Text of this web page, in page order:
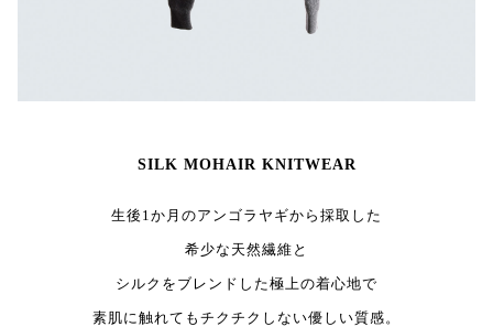
SILK MOHAIR KNITWEAR
生後1か月のアンゴラヤギから採取した
希少な天然繊維と
シルクをブレンドした極上の着心地で
素肌に触れてもチクチクしない優しい質感。